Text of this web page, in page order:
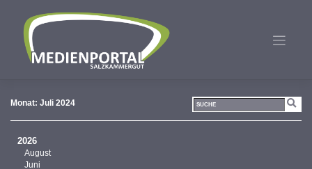
springen
Monat: Juli 2024
2026
August
Juni